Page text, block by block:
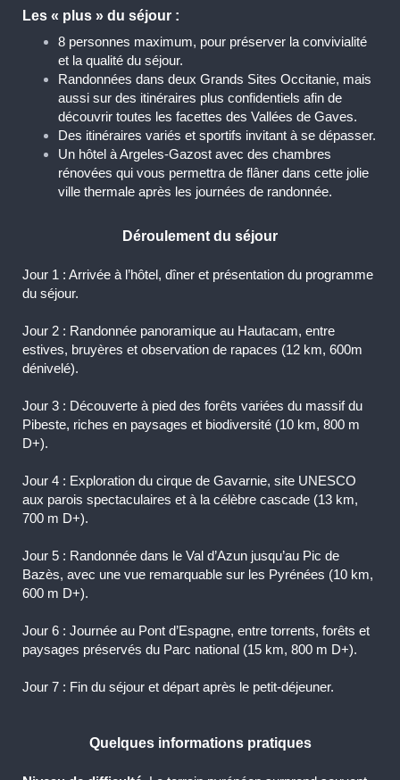
Les « plus » du séjour :
8 personnes maximum, pour préserver la convivialité
et la qualité du séjour.
Randonnées dans deux Grands Sites Occitanie, mais
aussi sur des itinéraires plus confidentiels afin de
découvrir toutes les facettes des Vallées de Gaves.
Des itinéraires variés et sportifs invitant à se dépasser.
Un hôtel à Argeles-Gazost avec des chambres
rénovées qui vous permettra de flâner dans cette jolie
ville thermale après les journées de randonnée.
Déroulement du séjour
Jour 1 : Arrivée à l’hôtel, dîner et présentation du programme
du séjour.
Jour 2 : Randonnée panoramique au Hautacam, entre
estives, bruyères et observation de rapaces (12 km, 600m
dénivelé).
Jour 3 : Découverte à pied des forêts variées du massif du
Pibeste, riches en paysages et biodiversité (10 km, 800 m
D+).
Jour 4 : Exploration du cirque de Gavarnie, site UNESCO
aux parois spectaculaires et à la célèbre cascade (13 km,
700 m D+).
Jour 5 : Randonnée dans le Val d’Azun jusqu’au Pic de
Bazès, avec une vue remarquable sur les Pyrénées (10 km,
600 m D+).
Jour 6 : Journée au Pont d’Espagne, entre torrents, forêts et
paysages préservés du Parc national (15 km, 800 m D+).
Jour 7 : Fin du séjour et départ après le petit-déjeuner.
Quelques informations pratiques